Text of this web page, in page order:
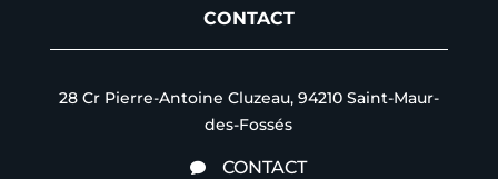
CONTACT
28 Cr Pierre-Antoine Cluzeau, 94210 Saint-Maur-
des-Fossés
 CONTACT